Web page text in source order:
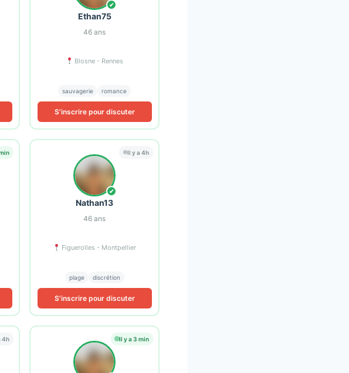
✔
Ethan75
46 ans
Blosne - Rennes
sauvagerie romance
S'inscrire pour discuter
Il y a 4h
✔
Nathan13
46 ans
Figuerolles - Montpellier
plage discrétion
S'inscrire pour discuter
4h Il y a 3 min